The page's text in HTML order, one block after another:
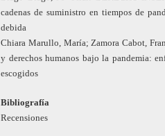
cadenas de suministro en tiempos de
debida
Chiara Marullo, María; Zamora Cabot,
y derechos humanos bajo la pandemia:
escogidos
Bibliografía
Recensiones